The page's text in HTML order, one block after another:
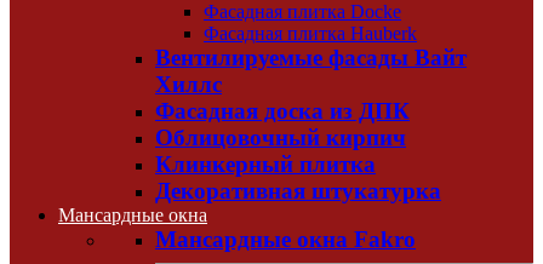
Фасадная плитка Docke
Фасадная плитка Hauberk
Вентилируемые фасады Вайт
Хиллс
Фасадная доска из ДПК
Облицовочный кирпич
Клинкерный плитка
Декоративная штукатурка
Мансардные окна
Мансардные окна Fakro